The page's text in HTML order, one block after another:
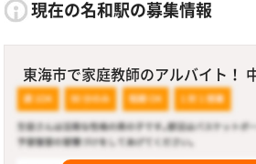
現在の名和駅の募集情報
東海市で家庭教師のアルバイト！